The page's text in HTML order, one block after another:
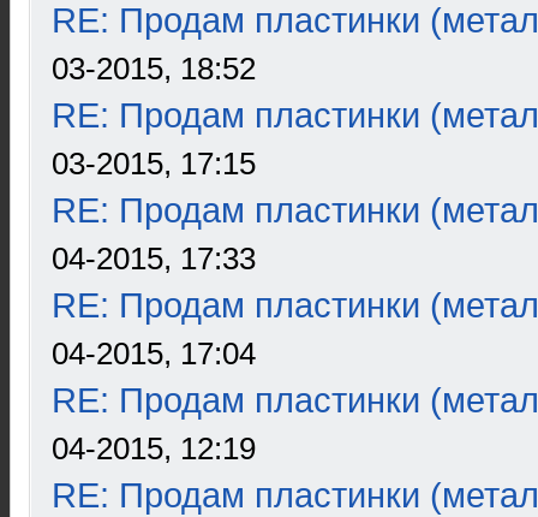
RE: Продам пластинки
03-2015, 18:52
RE: Продам пластинки
03-2015, 17:15
RE: Продам пластинки
04-2015, 17:33
RE: Продам пластинки
04-2015, 17:04
RE: Продам пластинки
04-2015, 12:19
RE: Продам пластинки